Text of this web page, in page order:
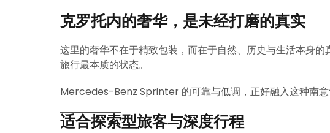
克罗托内的奢华，是未经打磨的真实
这里的奢华不在于精致包装，而在于自然、历史与生活本身
旅行最本质的状态。
Mercedes-Benz Sprinter 的可靠与低调，正好融入这种南意
适合探索型旅客与深度行程